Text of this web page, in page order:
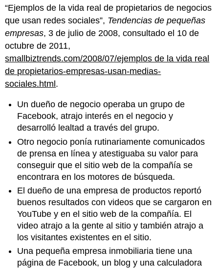
“Ejemplos de la vida real de propietarios de negocios
que usan redes sociales”, Tendencias de pequeñas
empresas, 3 de julio de 2008, consultado el 10 de
octubre de 2011,
smallbiztrends.com/2008/07/ejemplos de la vida real
de propietarios-empresas-usan-medias-
sociales.html.
Un dueño de negocio operaba un grupo de
Facebook, atrajo interés en el negocio y
desarrolló lealtad a través del grupo.
Otro negocio ponía rutinariamente comunicados
de prensa en línea y atestiguaba su valor para
conseguir que el sitio web de la compañía se
encontrara en los motores de búsqueda.
El dueño de una empresa de productos reportó
buenos resultados con videos que se cargaron en
YouTube y en el sitio web de la compañía. El
video atrajo a la gente al sitio y también atrajo a
los visitantes existentes en el sitio.
Una pequeña empresa inmobiliaria tiene una
página de Facebook, un blog y una calculadora